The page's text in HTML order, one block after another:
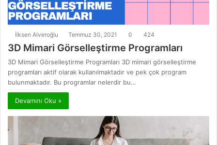
İlksen Alveroğlu Temmuz 30, 2021 0 424
3D Mimari Görselleştirme Programları
3D Mimari Görselleştirme Programları 3D mimari görselleştirme
programları aktif olarak kullanılmaktadır ve pek çok program
bulunmaktadır. Bu programlar nelerdir bu…
Devamını Oku »